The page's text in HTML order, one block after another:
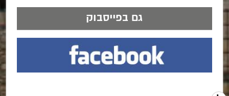
גם בפייסבוק